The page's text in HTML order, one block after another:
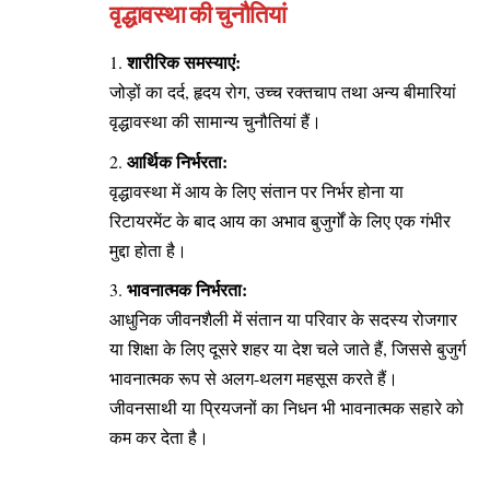
वृद्धावस्था की चुनौतियां
शारीरिक समस्याएं:
जोड़ों का दर्द, हृदय रोग, उच्च रक्तचाप तथा अन्य बीमारियां
वृद्धावस्था की सामान्य चुनौतियां हैं।
आर्थिक निर्भरता:
वृद्धावस्था में आय के लिए संतान पर निर्भर होना या
रिटायरमेंट के बाद आय का अभाव बुजुर्गों के लिए एक गंभीर
मुद्दा होता है।
भावनात्मक निर्भरता:
आधुनिक जीवनशैली में संतान या परिवार के सदस्य रोजगार
या शिक्षा के लिए दूसरे शहर या देश चले जाते हैं, जिससे बुजुर्ग
भावनात्मक रूप से अलग-थलग महसूस करते हैं।
जीवनसाथी या प्रियजनों का निधन भी भावनात्मक सहारे को
कम कर देता है।